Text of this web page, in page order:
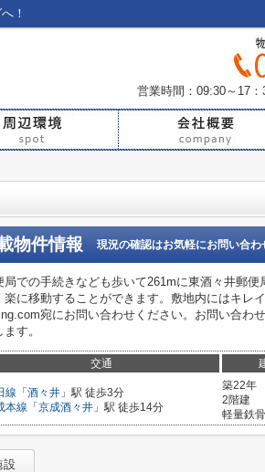
！
営業時間：09:30～17：
物件情報 現況の確認はお気軽にお問い合わ
での手続きなども歩いて261mに東酒々井郵便
に移動することができます。敷地内にはキレ
宛にお問い合わせください。お問い合わ
す。
交通
線 「 酒々井 」駅 徒歩3分
本線 「 京成酒々井 」駅 徒歩14分
築22年
2階建
軽量鉄骨
設